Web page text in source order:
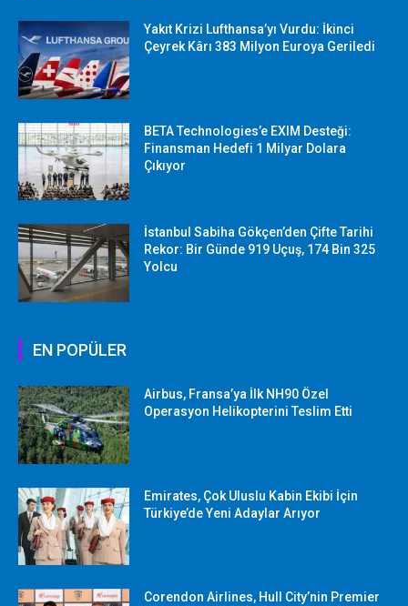
Yakıt Krizi Lufthansa’yı Vurdu: İkinci
Çeyrek Kârı 383 Milyon Euroya Geriledi
BETA Technologies’e EXIM Desteği:
Finansman Hedefi 1 Milyar Dolara
Çıkıyor
İstanbul Sabiha Gökçen’den Çifte Tarihi
Rekor: Bir Günde 919 Uçuş, 174 Bin 325
Yolcu
EN POPÜLER
Airbus, Fransa’ya İlk NH90 Özel
Operasyon Helikopterini Teslim Etti
Emirates, Çok Uluslu Kabin Ekibi İçin
Türkiye’de Yeni Adaylar Arıyor
Corendon Airlines, Hull City’nin Premier